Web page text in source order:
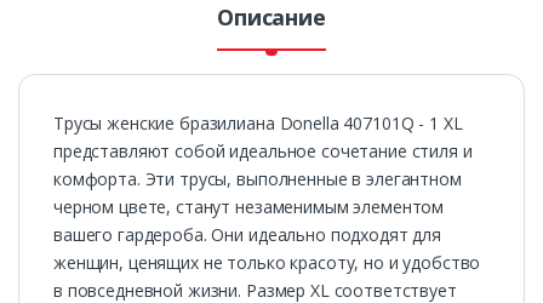
Описание
Трусы женские бразилиана Donella 407101Q - 1 XL
представляют собой идеальное сочетание стиля и
комфорта. Эти трусы, выполненные в элегантном
черном цвете, станут незаменимым элементом
вашего гардероба. Они идеально подходят для
женщин, ценящих не только красоту, но и удобство
в повседневной жизни. Размер XL соответствует